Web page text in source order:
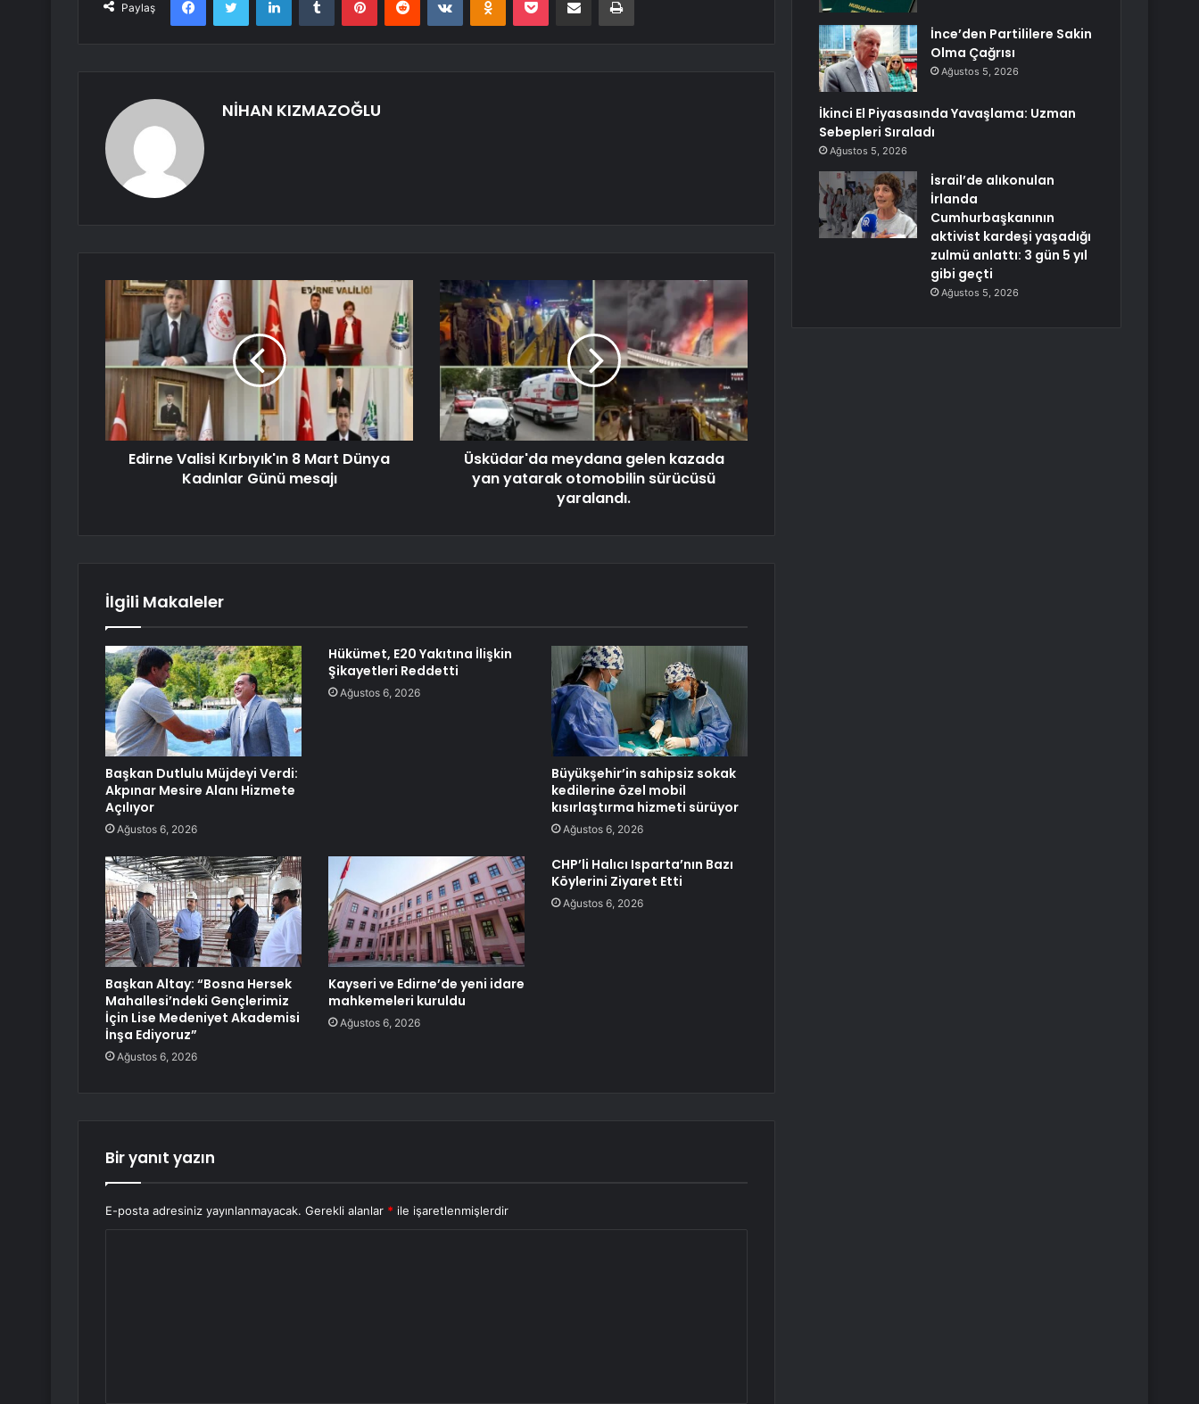
Paylaş
NİHAN KIZMAZOĞLU
Edirne Valisi Kırbıyık'ın 8 Mart Dünya
Kadınlar Günü mesajı
Üsküdar'da meydana gelen kazada
yan yatarak otomobilin sürücüsü
yaralandı.
İlgili Makaleler
Başkan Dutlulu Müjdeyi Verdi:
Akpınar Mesire Alanı Hizmete
Açılıyor
Ağustos 6, 2026
Hükümet, E20 Yakıtına İlişkin
Şikayetleri Reddetti
Ağustos 6, 2026
Büyükşehir’in sahipsiz sokak
kedilerine özel mobil
kısırlaştırma hizmeti sürüyor
Ağustos 6, 2026
Başkan Altay: “Bosna Hersek
Mahallesi’ndeki Gençlerimiz
İçin Lise Medeniyet Akademisi
İnşa Ediyoruz”
Ağustos 6, 2026
Kayseri ve Edirne’de yeni idare
mahkemeleri kuruldu
Ağustos 6, 2026
CHP’li Halıcı Isparta’nın Bazı
Köylerini Ziyaret Etti
Ağustos 6, 2026
Bir yanıt yazın
E-posta adresiniz yayınlanmayacak. Gerekli alanlar * ile işaretlenmişlerdir
İnce’den Partililere Sakin
Olma Çağrısı
Ağustos 5, 2026
İkinci El Piyasasında Yavaşlama: Uzman
Sebepleri Sıraladı
Ağustos 5, 2026
İsrail’de alıkonulan
İrlanda
Cumhurbaşkanının
aktivist kardeşi yaşadığı
zulmü anlattı: 3 gün 5 yıl
gibi geçti
Ağustos 5, 2026